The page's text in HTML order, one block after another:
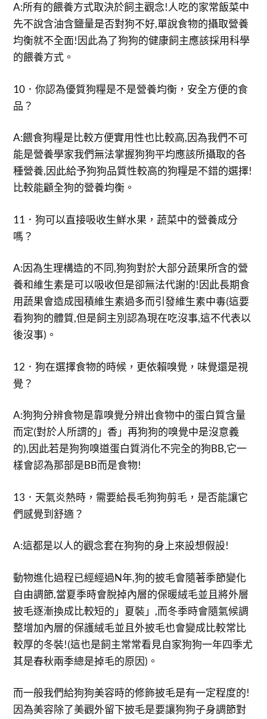
A:所有的餵養方式取決於飼主觀念!人吃的家常飯菜中
先不說含油含鹽量是否對狗不好,單說食物的攝取營養
均衡就不全面!因此為了狗狗的健康飼主應該採用科學
的餵養方式。
10．你認為優質狗糧是不是營養均衡，安全方便的食
品？
A:餵食狗糧是比較方便實用性也比較高,因為我們不可
能是營養學家我們無法掌握狗狗平均應該所攝取的各
種營養,因此給予狗狗品質性較高的狗糧是不錯的選擇!
比較能顧全狗的營養均衡。
11．狗可以直接吸收生鮮水果，蔬菜中的營養成分
嗎？
A:因為生理構造的不同,狗狗對於大部分蔬果所含的營
養和維生素是可以吸收但是卻無法代謝的!因此長期食
用蔬果會造成囤積維生素過多而引發維生素中毒(這要
看狗狗的體質,但是飼主別認為現在吃沒事,這不代表以
後沒事)。
12．狗在選擇食物的時候，更依賴嗅覺，味覺還是視
覺？
A:狗狗分辨食物是靠嗅覺分辨出食物中的蛋白質含量
而定(對於人所謂的」香」再狗狗的嗅覺中是沒意義
的),因此若是狗狗嗅道蛋白質消化不完全的狗BB,它一
樣會認為那部是BB而是食物!
13．天氣炎熱時，需要給長毛狗狗剪毛，是否能讓它
們感覺到舒適？
A:這都是以人的觀念套在狗狗的身上來設想假設!
動物進化過程已經經過N年,狗的披毛會隨著季節變化
自由調節,當夏季時會脫掉內層的保暖絨毛並且將外層
披毛逐漸換成比較短的」夏裝」,而冬季時會隨氣候調
整增加內層的保護絨毛並且外披毛也會變成比較常比
較厚的冬裝!(這也是飼主常常看見自家狗狗一年四季尤
其是春秋兩季總是掉毛的原因)。
而一般我們給狗狗美容時的修飾披毛是有一定程度的!
因為美容除了美觀外留下披毛是要讓狗狗子身調節對